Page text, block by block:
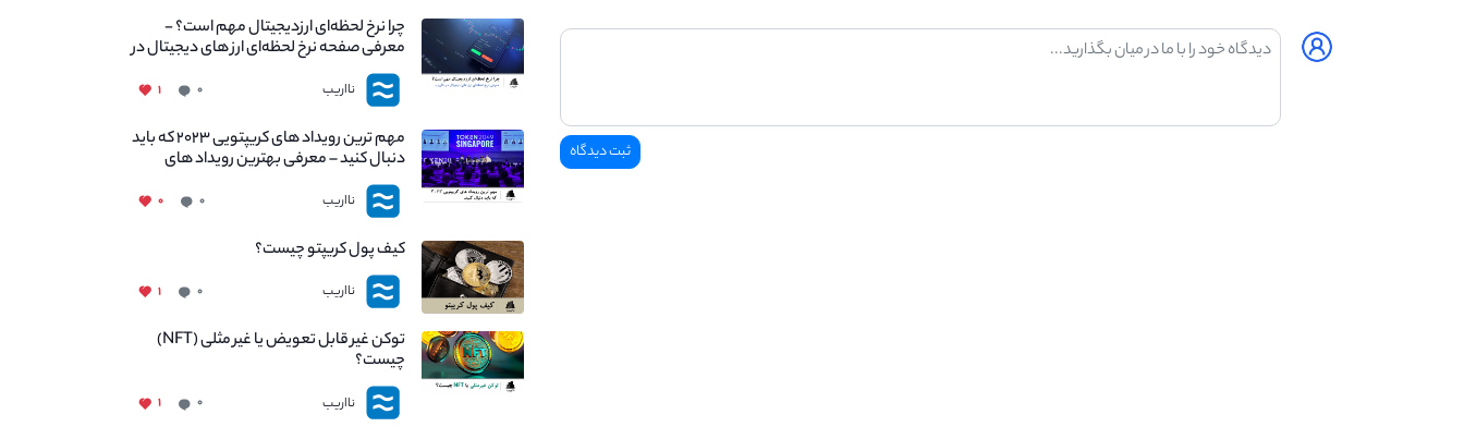
چرا نرخ لحظه‌ای ارزدیجیتال مهم است؟ -
معرفی صفحه نرخ لحظه‌ای ارز های دیجیتال در
نااریب
نااریب ۰ ۱
مهم ترین رویداد های کریپتویی ۲۰۲۳ که باید
دنبال کنید – معرفی بهترین رویداد های
جهانی
نااریب ۰ ۰
کیف پول کریپتو چیست؟
نااریب ۰ ۱
توکن غیر قابل تعویض یا غیر مثلی (NFT)
چیست؟
نااریب ۰ ۱